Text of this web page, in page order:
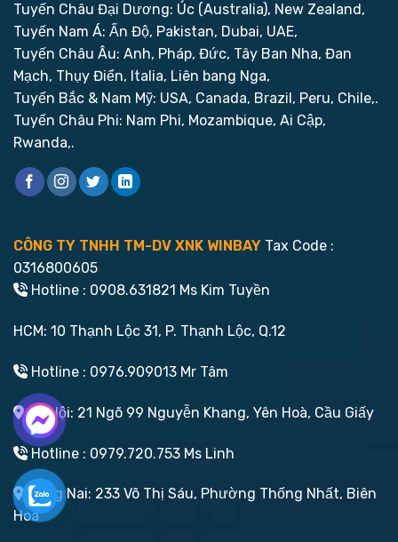
Tuyến Châu Đại Dương: Úc (Australia), New Zealand,
Tuyến Nam Á: Ấn Độ, Pakistan, Dubai, UAE,
Tuyến Châu Âu: Anh, Pháp, Đức, Tây Ban Nha, Đan
Mạch, Thụy Điển, Italia, Liên bang Nga,
Tuyến Bắc & Nam Mỹ: USA, Canada, Brazil, Peru, Chile,.
Tuyến Châu Phi: Nam Phi, Mozambique, Ai Cập,
Rwanda,.
CÔNG TY TNHH TM-DV XNK WINBAY Tax Code :
0316800605
Hotline : 0908.631821 Ms Kim Tuyền
HCM: 10 Thạnh Lộc 31, P. Thạnh Lộc, Q.12
Hotline : 0976.909013 Mr Tâm
Hà Nội: 21 Ngõ 99 Nguyễn Khang, Yên Hoà, Cầu Giấy
Hotline : 0979.720.753 Ms Linh
Đồng Nai: 233 Võ Thị Sáu, Phường Thống Nhất, Biên
Hoà